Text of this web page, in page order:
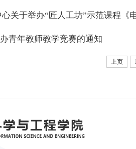
关于举办“匠人工坊”示范课程《
青年教师教学竞赛的通知
上页